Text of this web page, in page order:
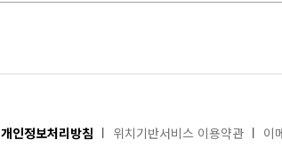
개인정보처리방침 위치기반서비스 이용약관 이